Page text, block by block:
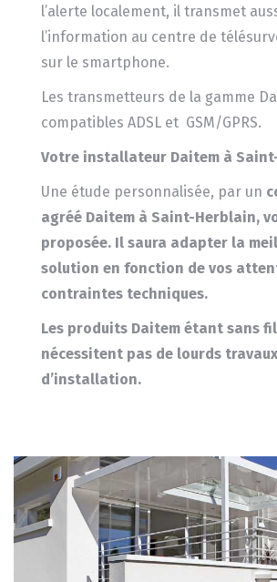
l’alerte localement, il transmet
l’information au centre de
sur le smartphone.
Les transmetteurs de la gamme
compatibles ADSL et GSM/GPRS.
Votre installateur Daitem à
Une étude personnalisée, par un
agréé Daitem à Saint-Herblain,
proposée. Il saura adapter la
solution en fonction de vos
contraintes techniques.
Les produits Daitemétant sans
nécessitent pas de lourds travaux
d’installation.